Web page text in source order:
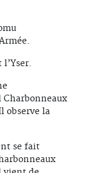
Charbonneaux
observe la
se fait